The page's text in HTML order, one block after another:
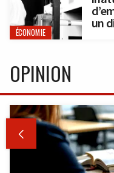
ÉCONOMIE
un
OPINION
